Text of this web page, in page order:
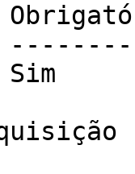
Sim